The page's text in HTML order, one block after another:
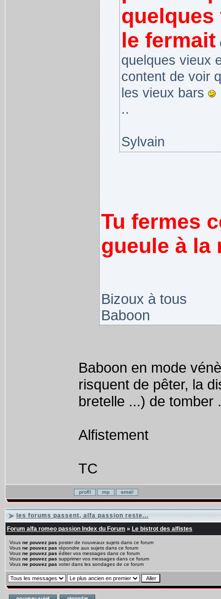
quelques
le fermait
quelques vieux
content de voir
les vieux bars
..
Sylvain
Tu fermes
gueule à la
Bizoux à tous
Baboon
Baboon en mode
risquent de pêter, la
bretelle ...) de
Alfistement
TC
les forums passent, alfa passion reste...
Forum alfa romeo passion Index du Forum»Le bistrot des alfistes
Vous ne pouvez pas poster de nouveaux sujets dans ce forum
Vous ne pouvez pas répondre aux sujets dans ce forum
Vous ne pouvez pas éditer vos messages dans ce forum
Vous ne pouvez pas supprimer vos messages dans ce forum
Vous ne pouvez pas voter dans les sondages de ce forum